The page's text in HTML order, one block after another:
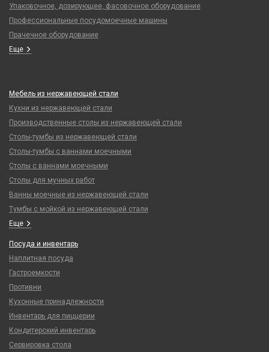
Упаковочное, дозирующее, фасовочное оборудование
Профессиональные посудомоечные машины
Прачечное оборудование
Еще
Мебель из нержавеющей стали
Кухни из нержавеющей стали
Производственные столы из нержавеющей стали
Столы-тумбы из нержавеющей стали
Столы-тумбы с ваннами моечными
Столы с ваннами моечными
Столы для мучных работ
Ванны моечные из нержавеющей стали
Тумбы с мойкой из нержавеющей стали
Еще
Посуда и инвентарь
Наплитная посуда
Гастроемкости
Противни
Кухонные принадлежности
Инвентарь для пиццерии
Кондитерский инвентарь
Сервировка стола